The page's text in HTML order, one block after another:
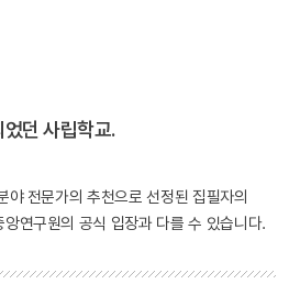
던 사립학교.
야 전문가의 추천으로 선정된 집필자의
연구원의 공식 입장과 다를 수 있습니다.